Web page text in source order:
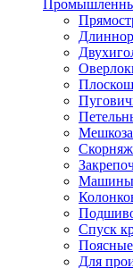
Машины
Спуск
Для